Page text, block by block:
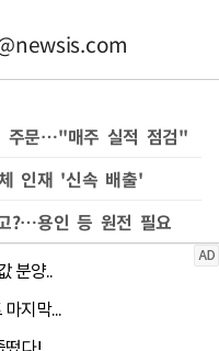
주문…"매주 실적 점검"
인재 '신속 배출'
?…용인 등 원전 필요